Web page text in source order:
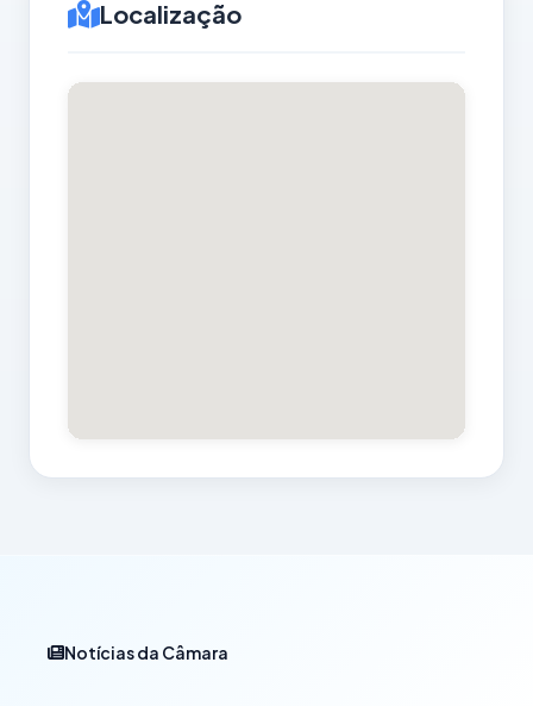
Localização
Notícias da Câmara